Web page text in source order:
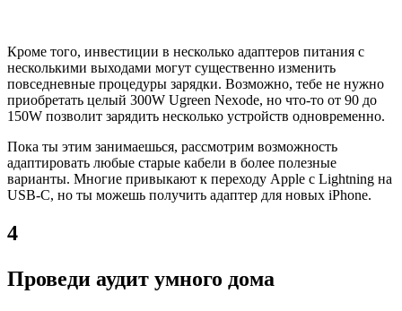
Кроме того, инвестиции в несколько адаптеров питания с
несколькими выходами могут существенно изменить
повседневные процедуры зарядки. Возможно, тебе не нужно
приобретать целый 300W Ugreen Nexode, но что-то от 90 до
150W позволит зарядить несколько устройств одновременно.
Пока ты этим занимаешься, рассмотрим возможность
адаптировать любые старые кабели в более полезные
варианты. Многие привыкают к переходу Apple с Lightning на
USB-C, но ты можешь получить адаптер для новых iPhone.
4
Проведи аудит умного дома